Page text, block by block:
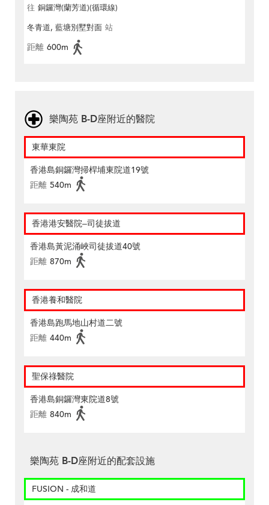
往 銅鑼灣(蘭芳道)(循環線)
冬青道, 藍塘別墅對面 站
距離 600m
樂陶苑 B-D座附近的醫院
東華東院
香港島銅鑼灣掃桿埔東院道19號
距離 540m
香港港安醫院–司徒拔道
香港島黃泥涌峽司徒拔道40號
距離 870m
香港養和醫院
香港島跑馬地山村道二號
距離 440m
聖保祿醫院
香港島銅鑼灣東院道8號
距離 840m
樂陶苑 B-D座附近的配套設施
FUSION - 成和道